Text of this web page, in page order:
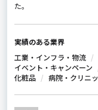
た。
実績のある業界
工業・インフラ・物流
イベント・キャンペーン
化粧品
病院・クリニ